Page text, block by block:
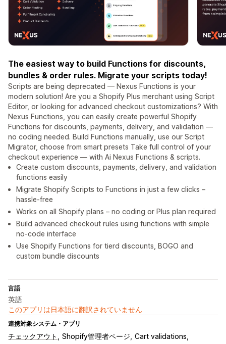
The easiest way to build Functions for discounts,
bundles & order rules. Migrate your scripts today!
Scripts are being deprecated — Nexus Functions is your
modern solution! Are you a Shopify Plus merchant using Script
Editor, or looking for advanced checkout customizations? With
Nexus Functions, you can easily create powerful Shopify
Functions for discounts, payments, delivery, and validation —
no coding needed. Build Functions manually, use our Script
Migrator, choose from smart presets Take full control of your
checkout experience — with Ai Nexus Functions & scripts.
Create custom discounts, payments, delivery, and validation
functions easily
Migrate Shopify Scripts to Functions in just a few clicks –
hassle-free
Works on all Shopify plans – no coding or Plus plan required
Build advanced checkout rules using functions with simple
no-code interface
Use Shopify Functions for tierd discounts, BOGO and
custom bundle discounts
言語
英語
このアプリは日本語に翻訳されていません
連携対象システム・アプリ
チェックアウト Shopify管理者ページ Cart validations